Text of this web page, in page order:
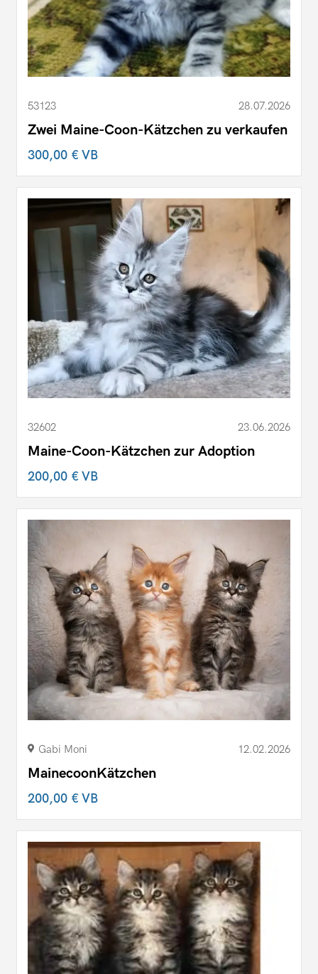
53123 28.07.2026
Zwei Maine-Coon-Kätzchen zu verkaufen
300,00 €VB
32602 23.06.2026
Maine-Coon-Kätzchen zur Adoption
200,00 €VB
Gabi Moni 12.02.2026
MainecoonKätzchen
200,00 €VB